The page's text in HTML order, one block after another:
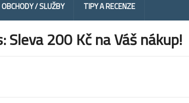
OBCHODY / SLUŽBY TIPY A RECENZE
Sleva 200 Kč na Váš nákup!